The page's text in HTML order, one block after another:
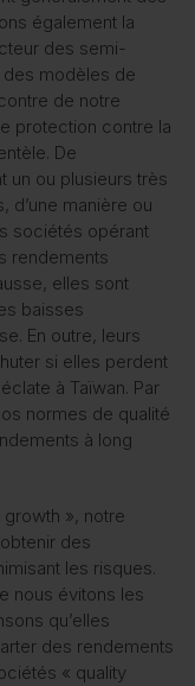
également la
des semi-
modèles de
de notre
protection contre la
De
ou plusieurs très
d’une manière ou
sociétés opérant
rendements
elles sont
baisses
En outre, leurs
si elles perdent
à Taïwan. Par
normes de qualité
à long
growth », notre
des
les risques.
nous évitons les
qu’elles
des rendements
« quality